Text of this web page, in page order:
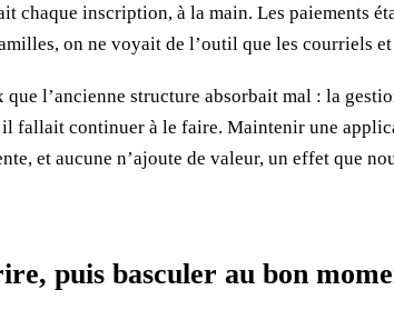
chaque inscription, à la main. Les paiements
on ne voyait de l’outil que les courriels
l’ancienne structure absorbait mal : la
fallait continuer à le faire. Maintenir une
et aucune n’ajoute de valeur, un effet que
puis basculer au bon